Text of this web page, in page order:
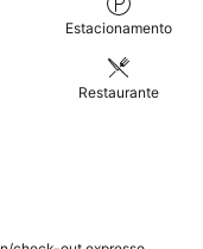
quarto virado para o
Estacionamento
Restaurante